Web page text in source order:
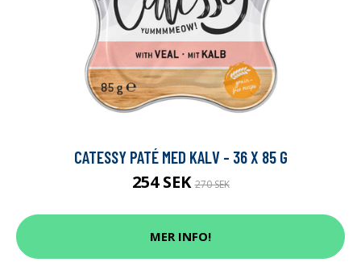
CATESSY PATÉ MED KALV - 36 X 85 G
254 SEK270 SEK
MER INFO!